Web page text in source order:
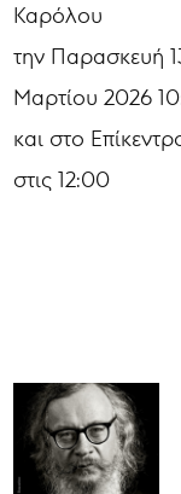
Καρόλου
την Παρασκευή
Μαρτίου 2026
και στο
στις 12:00